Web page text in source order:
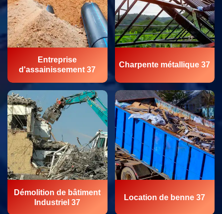
Entreprise
d'assainissement 37
Charpente métallique 37
Démolition de bâtiment
Industriel 37
Location de benne 37